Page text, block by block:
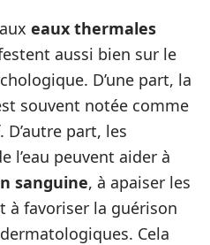
eaux thermales
aussi bien sur le
D’une part, la
souvent notée comme
part, les
l’eau peuvent aider à
sanguine, à apaiser les
à favoriser la guérison
Cela